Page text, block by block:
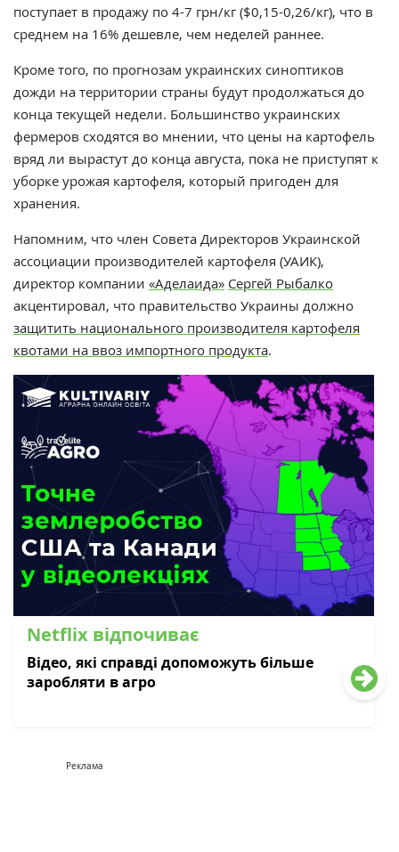
поступает в продажу по 4-7 грн/кг ($0,15-0,26/кг), что в
среднем на 16% дешевле, чем неделей раннее.
Кроме того, по прогнозам украинских синоптиков
дожди на территории страны будут продолжаться до
конца текущей недели. Большинство украинских
фермеров сходятся во мнении, что цены на картофель
вряд ли вырастут до конца августа, пока не приступят к
уборке урожая картофеля, который пригоден для
хранения.
Напомним, что член Совета Директоров Украинской
ассоциации производителей картофеля (УАИК),
директор компании «Аделаида» Сергей Рыбалко
акцентировал, что правительство Украины должно
защитить национального производителя картофеля
квотами на ввоз импортного продукта.
Netflix відпочиває
Відео, які справді допоможуть більше
заробляти в агро
Реклама